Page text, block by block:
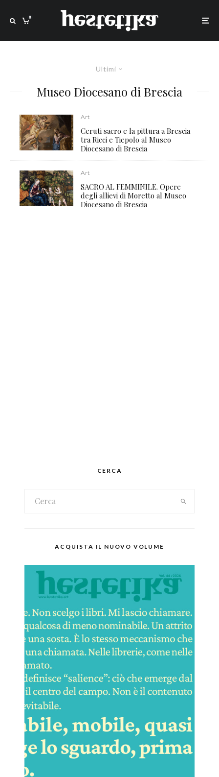
0
Ultimi
Museo Diocesano di Brescia
Art
Ceruti sacro e la pittura a Brescia
tra Ricci e Tiepolo al Museo
Diocesano di Brescia
Art
SACRO AL FEMMINILE. Opere
degli allievi di Moretto al Museo
Diocesano di Brescia
CERCA
ACQUISTA IL NUOVO VOLUME